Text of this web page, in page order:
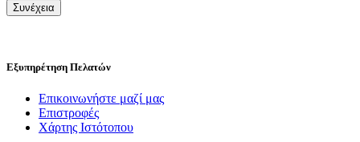
Συνέχεια
Εξυπηρέτηση Πελατών
Επικοινωνήστε μαζί μας
Επιστροφές
Χάρτης Ιστότοπου